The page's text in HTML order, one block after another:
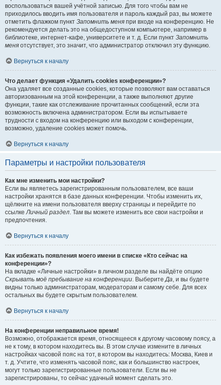
воспользоваться вашей учётной записью. Для того чтобы вам не
приходилось вводить имя пользователя и пароль каждый раз, вы можете
отметить флажком пункт Запомнить меня при входе на конференцию. Не
рекомендуется делать это на общедоступном компьютере, например в
библиотеке, интернет-кафе, университете и т. д. Если пункт Запомнить
меня отсутствует, это значит, что администратор отключил эту функцию.
Вернуться к началу
Что делает функция «Удалить cookies конференции»?
Она удаляет все созданные cookies, которые позволяют вам оставаться
авторизованным на этой конференции, а также выполняют другие
функции, такие как отслеживание прочитанных сообщений, если эта
возможность включена администратором. Если вы испытываете
трудности с входом на конференцию или выходом с конференции,
возможно, удаление cookies может помочь.
Вернуться к началу
Параметры и настройки пользователя
Как мне изменить мои настройки?
Если вы являетесь зарегистрированным пользователем, все ваши
настройки хранятся в базе данных конференции. Чтобы изменить их,
щёлкните на имени пользователя вверху страницы и перейдите по
ссылкеЛичный раздел. Там вы можете изменить все свои настройки и
предпочтения.
Вернуться к началу
Как избежать появления моего имени в списке «Кто сейчас на
конференции»?
На вкладке «Личные настройки» в личном разделе вы найдёте опцию
Скрывать моё пребывание на конференции. ВыберитеДа, и вы будете
видны только администраторам, модераторам и самому себе. Для всех
остальных вы будете скрытым пользователем.
Вернуться к началу
На конференции неправильное время!
Возможно, отображается время, относящееся к другому часовому поясу, а
не к тому, в котором находитесь вы. В этом случае измените в личных
настройках часовой пояс на тот, в котором вы находитесь: Москва, Киев и
т. д. Учтите, что изменять часовой пояс, как и большинство настроек,
могут только зарегистрированные пользователи. Если вы не
зарегистрированы, то сейчас удачный момент сделать это.